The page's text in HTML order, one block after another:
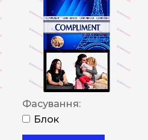
Фасування:
Блок